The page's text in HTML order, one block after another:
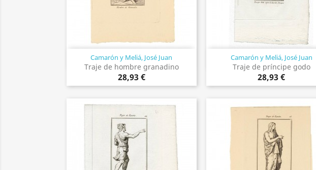
Camarón y Meliá, José Juan
Traje de hombre granadino
28,93 €
Vista rápida Camarón y Meliá, José Juan
Traje de príncipe godo
28,93 €
Vista rápida